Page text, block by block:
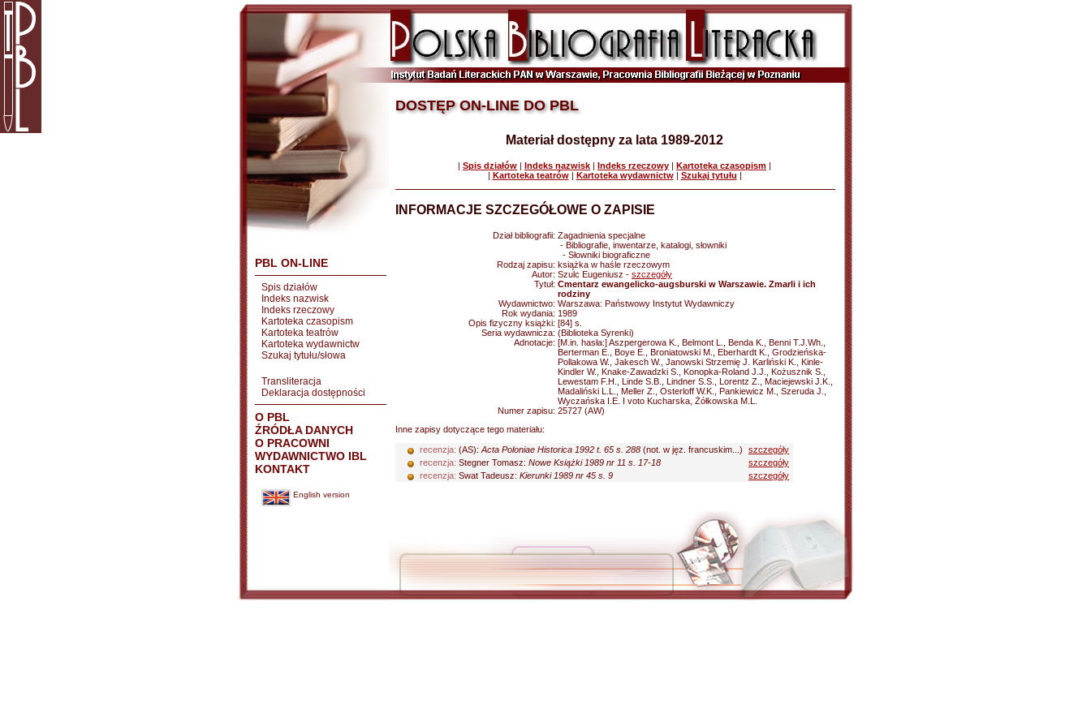
PBL ON-LINE
Spis działów
Indeks nazwisk
Indeks rzeczowy
Kartoteka czasopism
Kartoteka teatrów
Kartoteka wydawnictw
Szukaj tytułu/słowa
Transliteracja
Deklaracja dostępności
O PBL
ŹRÓDŁA DANYCH
O PRACOWNI
WYDAWNICTWO IBL
KONTAKT
English version
DOSTĘP ON-LINE DO PBL
Materiał dostępny za lata 1989-2012
| Spis działów | Indeks nazwisk | Indeks rzeczowy | Kartoteka czasopism |
| Kartoteka teatrów| Kartoteka wydawnictw| Szukaj tytułu |
INFORMACJE SZCZEGÓŁOWE O ZAPISIE
Dział bibliografii: Zagadnienia specjalne
- Bibliografie, inwentarze, katalogi, słowniki
- Słowniki biograficzne
Rodzaj zapisu: książka w haśle rzeczowym
Autor: Szulc Eugeniusz - szczegóły
Tytuł: Cmentarz ewangelicko-augsburski w Warszawie. Zmarli i ich
rodziny
Wydawnictwo: Warszawa: Państwowy Instytut Wydawniczy
Rok wydania: 1989
Opis fizyczny książki: [84] s.
Seria wydawnicza: (Biblioteka Syrenki)
Adnotacje: [M.in. hasła:] Aszpergerowa K., Belmont L., Benda K., Benni T.J.Wh.,
Berterman E., Boye E., Broniatowski M., Eberhardt K., Grodzieńska-
Pollakowa W., Jakesch W., Janowski Strzemię J. Karliński K., Kinle-
Kindler W., Knake-Zawadzki S., Konopka-Roland J.J., Kożusznik S.,
Lewestam F.H., Linde S.B., Lindner S.S., Lorentz Z., Maciejewski J.K.,
Madaliński L.L., Meller Z., Osterloff W.K., Pankiewicz M., Szeruda J.,
Wyczańska I.E. I voto Kucharska, Żółkowska M.L.
Numer zapisu: 25727 (AW)
Inne zapisy dotyczące tego materiału:
recenzja: (AS): Acta Poloniae Historica 1992 t. 65 s. 288 (not. w jęz. francuskim...)
szczegóły
recenzja: Stegner Tomasz: Nowe Książki 1989 nr 11 s. 17-18
szczegóły
recenzja: Swat Tadeusz: Kierunki 1989 nr 45 s. 9 szczegóły